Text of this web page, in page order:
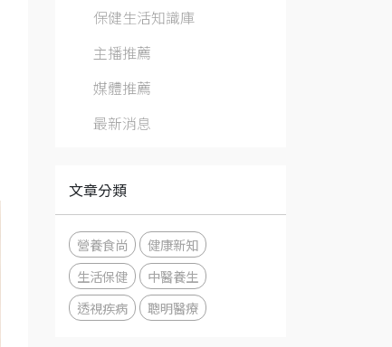
保健生活知識庫
主播推薦
媒體推薦
最新消息
文章分類
營養食尚
健康新知
生活保健
中醫養生
透視疾病
聰明醫療